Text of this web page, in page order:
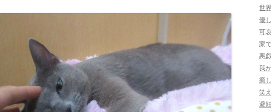
世
優
可
家
悪
我
癒
笑
避